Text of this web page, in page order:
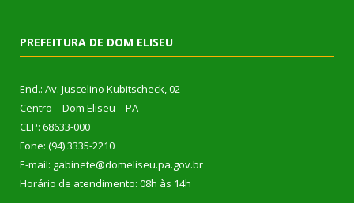
PREFEITURA DE DOM ELISEU
End.: Av. Juscelino Kubitscheck, 02
Centro – Dom Eliseu – PA
CEP: 68633-000
Fone: (94) 3335-2210
E-mail: gabinete@domeliseu.pa.gov.br
Horário de atendimento: 08h às 14h